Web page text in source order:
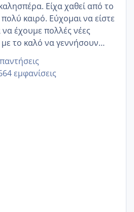
Είχα χαθεί από το
καιρό. Εύχομαι να είστε
έχουμε πολλές νέες
το καλό να γεννήσουν
ήδη περιμένουν. Να πάρουν
στην αγκαλίτσα τους
εμφανίσεις